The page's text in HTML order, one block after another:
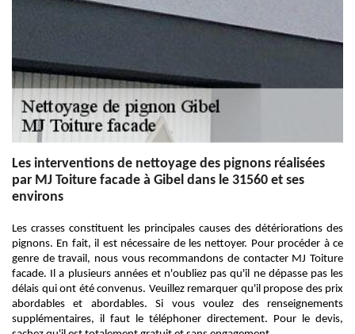
Les interventions de nettoyage des pignons réalisées
par MJ Toiture facade à Gibel dans le 31560 et ses
environs
Les crasses constituent les principales causes des détériorations des
pignons. En fait, il est nécessaire de les nettoyer. Pour procéder à ce
genre de travail, nous vous recommandons de contacter MJ Toiture
facade. Il a plusieurs années et n'oubliez pas qu'il ne dépasse pas les
délais qui ont été convenus. Veuillez remarquer qu'il propose des prix
abordables et abordables. Si vous voulez des renseignements
supplémentaires, il faut le téléphoner directement. Pour le devis,